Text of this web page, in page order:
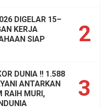
2
DIGELAR 15–
KERJA
SIAP
3
DUNIA !! 1.588
ANTARKAN
RAIH MURI,